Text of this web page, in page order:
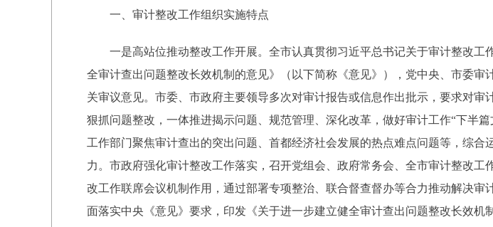
一、审计整改工作组织实施特点
一是高站位推动整改工作开展。全市认真贯彻习近平总书记关于审计整改
全审计查出问题整改长效机制的意见》（以下简称《意见》），党中央、市委
关审议意见。市委、市政府主要领导多次对审计报告或信息作出批示，要求对
狠抓问题整改，一体推进揭示问题、规范管理、深化改革，做好审计工作“下半
工作部门聚焦审计查出的突出问题、首都经济社会发展的热点难点问题等，综
力。市政府强化审计整改工作落实，召开党组会、政府常务会、全市审计整改
改工作联席会议机制作用，通过部署专项整治、联合督查督办等合力推动解决
面落实中央《意见》要求，印发《关于进一步建立健全审计查出问题整改长效